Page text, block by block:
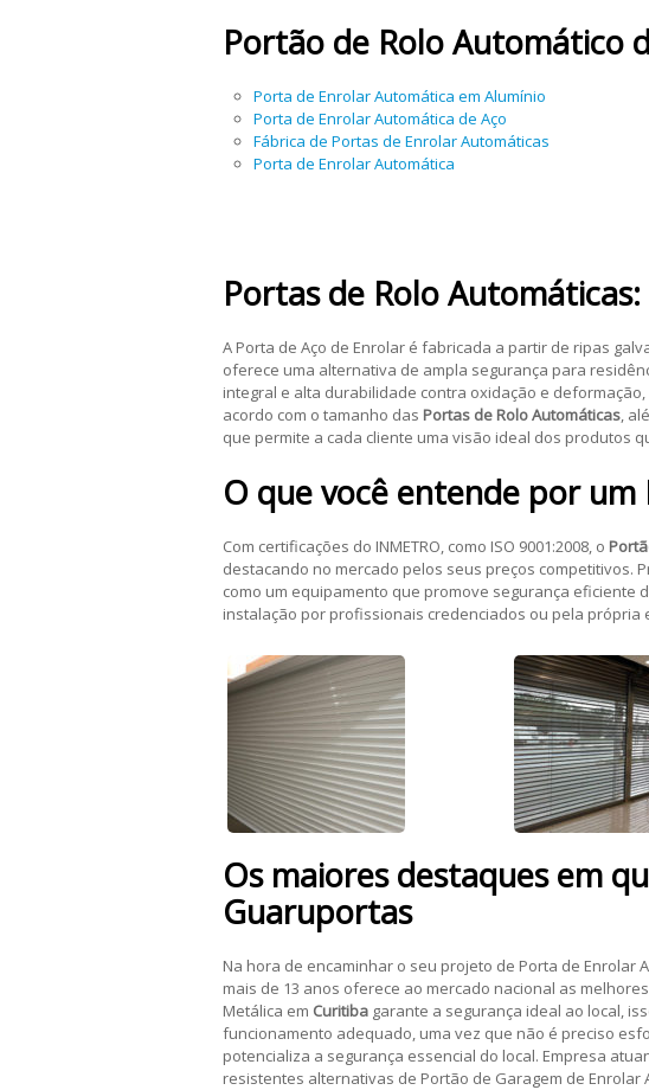
Portão de Rolo Automático
Porta de Enrolar Automática em Alumínio
Porta de Enrolar Automática de Aço
Fábrica de Portas de Enrolar Automáticas
Porta de Enrolar Automática
Portas de Rolo Automáticas
A Porta de Aço de Enrolar é fabricada a partir de ripas
oferece uma alternativa de ampla segurança para
integral e alta durabilidade contra oxidação e
acordo com o tamanho das Portas de Rolo Automáticas,
que permite a cada cliente uma visão ideal dos produtos
O que você entende por um
Com certificações do INMETRO, como ISO 9001:2008, o
destacando no mercado pelos seus preços
como um equipamento que promove segurança eficiente
instalação por profissionais credenciados ou pela
Os maiores destaques em
Guaruportas
Na hora de encaminhar o seu projeto de Porta de
mais de 13 anos oferece ao mercado nacional as
Metálica em Curitiba garante a segurança ideal ao local,
funcionamento adequado, uma vez que não é preciso
potencializa a segurança essencial do local. Empresa
resistentes alternativas de Portão de Garagem de Enrolar